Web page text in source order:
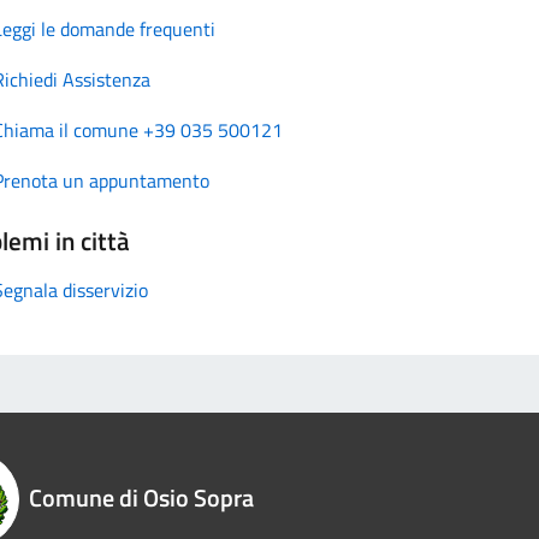
le domande frequenti
Assistenza
il comune +39 035 500121
un appuntamento
in città
disservizio
Comune di Osio Sopra